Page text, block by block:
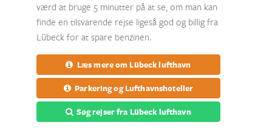
værd at bruge 5 minutter på at se, om man kan
finde en tilsvarende rejse ligeså god og billig fra
Lübeck for at spare benzinen.
Læs mere om Lübeck lufthavn
Parkering og Lufthavnshoteller
Søg rejser fra Lübeck lufthavn